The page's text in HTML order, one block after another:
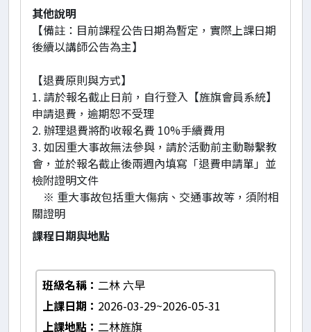
其他說明
【備註：目前課程公告日期為暫定，實際上課日期
後續以講師公告為主】
【退費原則與方式】
1. 請於報名截止日前，自行登入【旌旗會員系統】
申請退費，逾期恕不受理
2. 辦理退費將酌收報名費 10%手續費用
3. 如因重大事故無法參與，請於活動前主動聯繫教
會，並於報名截止後兩週內填寫「退費申請單」並
檢附證明文件
※ 重大事故包括重大傷病、交通事故等，須附相
關證明
課程日期與地點
班級名稱
二林 六早
上課日期
2026-03-29~2026-05-31
上課地點
二林旌旗